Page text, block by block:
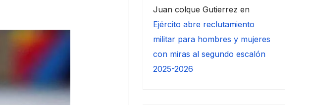
Juan colque Gutierrez en
Ejército abre reclutamiento
militar para hombres y mujeres
con miras al segundo escalón
2025-2026